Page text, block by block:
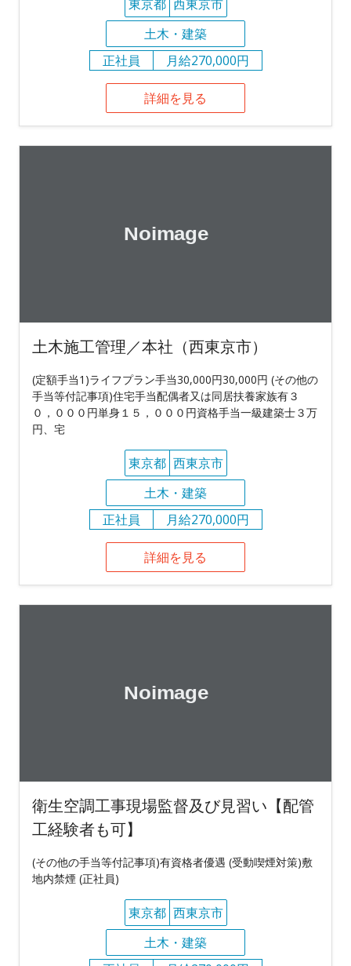
東京都 西東京市
土木・建築
正社員
月給270,000円
詳細を見る
土木施工管理／本社（西東京市）
(定額手当1)ライフプラン手当30,000円30,000円 (その他の
手当等付記事項)住宅手当配偶者又は同居扶養家族有３
０，０００円単身１５，０００円資格手当一級建築士３万
円、宅
東京都 西東京市
土木・建築
正社員
月給270,000円
詳細を見る
衛生空調工事現場監督及び見習い【配管
工経験者も可】
(その他の手当等付記事項)有資格者優遇 (受動喫煙対策)敷
地内禁煙 (正社員)
東京都 西東京市
土木・建築